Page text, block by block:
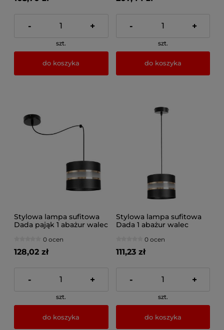
- +
szt.
do koszyka
- +
szt.
do koszyka
Stylowa lampa sufitowa
Dada pająk 1 abażur walec
0 ocen
128,02 zł
- +
szt.
do koszyka
Stylowa lampa sufitowa
Dada 1 abażur walec
0 ocen
111,23 zł
- +
szt.
do koszyka